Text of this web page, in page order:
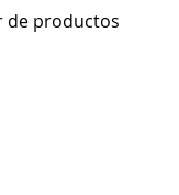
de productos